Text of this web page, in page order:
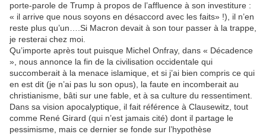
porte-parole de Trump à propos de l’affluence à son investiture :
« il arrive que nous soyons en désaccord avec les faits» !), il n’en
reste plus qu’un….Si Macron devait à son tour passer à la trappe,
je resterai chez moi.
Qu’importe après tout puisque Michel Onfray, dans « Décadence
», nous annonce la fin de la civilisation occidentale qui
succomberait à la menace islamique, et si j’ai bien compris ce qui
en est dit (je n’ai pas lu son opus), la faute en incomberait au
christianisme, bâti sur une fable, et à sa culture du ressentiment.
Dans sa vision apocalyptique, il fait référence à Clausewitz, tout
comme René Girard (qui n’est jamais cité) dont il partage le
pessimisme, mais ce dernier se fonde sur l’hypothèse